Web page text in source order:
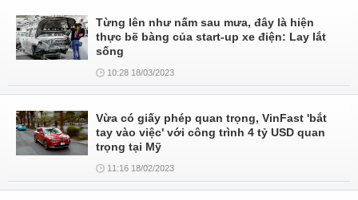
Từng lên như nấm sau mưa, đây là hiện
thực bẽ bàng của start-up xe điện: Lay lắt
sống
10:28 18/03/2023
Vừa có giấy phép quan trọng, VinFast 'bắt
tay vào việc' với công trình 4 tỷ USD quan
trọng tại Mỹ
11:16 18/02/2023